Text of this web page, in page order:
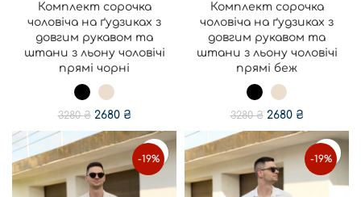
Комплект сорочка
чоловіча на ґудзиках з
довгим рукавом та
штани з льону чоловічі
прямі чорні
3280₴ 2680 ₴
Комплект сорочка
чоловіча на ґудзиках з
довгим рукавом та
штани з льону чоловічі
прямі беж
3280₴ 2680 ₴
-19% -19%